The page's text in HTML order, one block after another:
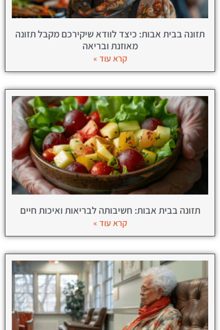
תזונה בבית אבות: כיצד לוודא שיקירכם מקבל תזונה
מאוזנת ובריאה
קרא עוד »
תזונה בבית אבות: חשיבותה לבריאות ואיכות חיים
קרא עוד »